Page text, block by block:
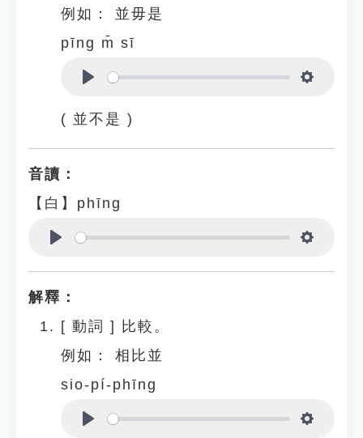
例如：
並毋是
pīng m̄ sī
( 並不是 )
音讀：
【白】phīng
解釋：
[ 動詞 ]
比較。
例如：
相比並
sio-pí-phīng